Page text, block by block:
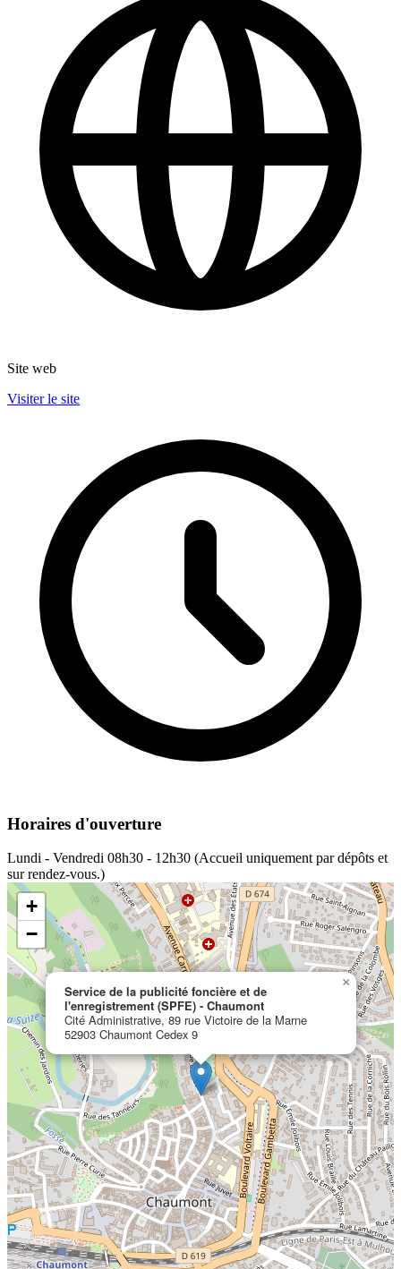
Site web
Visiter le site
Horaires d'ouverture
Lundi - Vendredi 08h30 - 12h30 (Accueil uniquement par dépôts et
sur rendez-vous.)
Service de la publicité foncière et de
l'enregistrement (SPFE) - Chaumont
Cité Administrative, 89 rue Victoire de la Marne
52903 Chaumont Cedex 9
×
+
−